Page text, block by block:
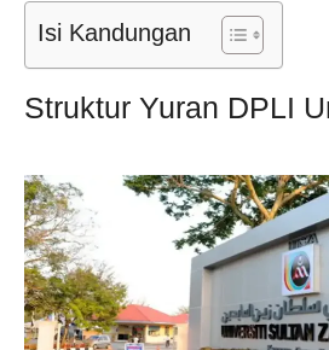
Isi Kandungan
Struktur Yuran DPLI